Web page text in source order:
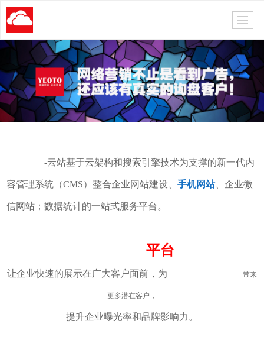
易图科技-云站基于云架构和搜索引擎技术为支撑的新一代内
容管理系统（CMS）整合企业网站建设 、手机网站、企业微
信网站；数据统计的一站式服务平台。
平台
让企业快速的展示在广大客户面前，为 带来
更多潜在客户，
提升企业曝光率和品牌影响力。